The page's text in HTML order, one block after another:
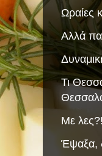
Ωραίες
Αλλά
Τι
Με
Έψαξα,